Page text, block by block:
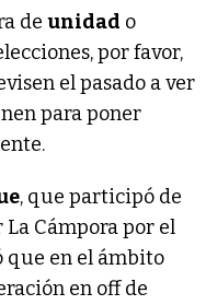
de unidad o
por favor,
el pasado a ver
para poner
, que participó de
Cámpora por el
que en el ámbito
en off de